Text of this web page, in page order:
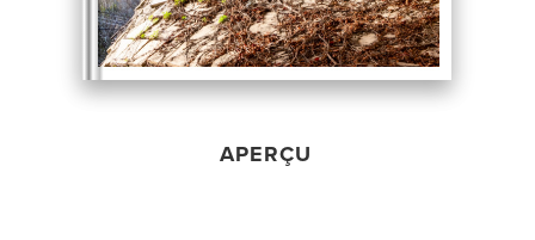
APERÇU